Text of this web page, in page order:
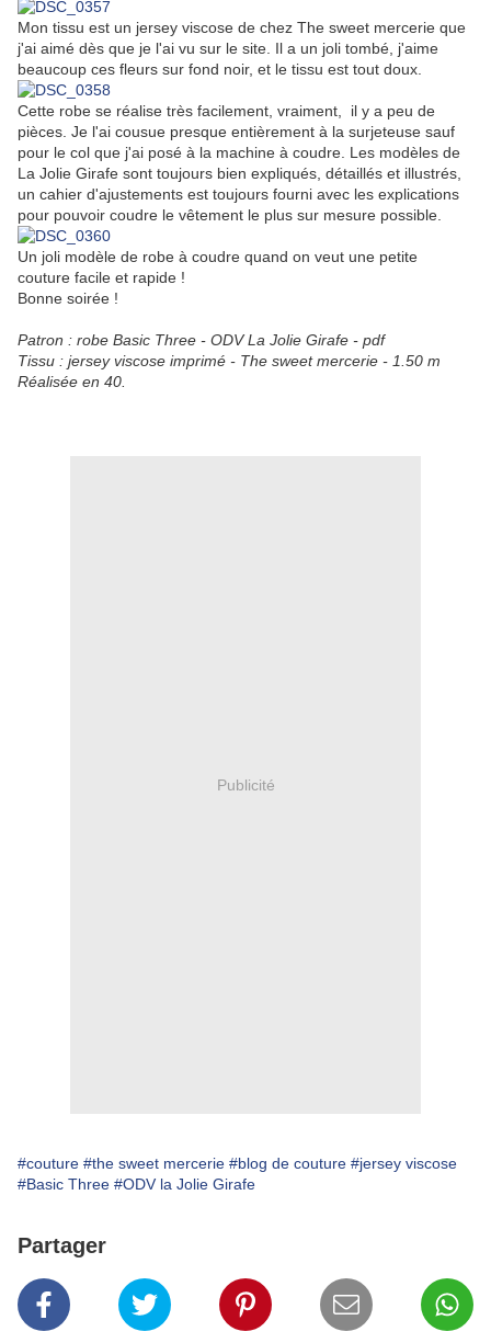
Mon tissu est un jersey viscose de chez The sweet mercerie que
j'ai aimé dès que je l'ai vu sur le site. Il a un joli tombé, j'aime
beaucoup ces fleurs sur fond noir, et le tissu est tout doux.
Cette robe se réalise très facilement, vraiment, il y a peu de
pièces. Je l'ai cousue presque entièrement à la surjeteuse sauf
pour le col que j'ai posé à la machine à coudre. Les modèles de
La Jolie Girafe sont toujours bien expliqués, détaillés et illustrés,
un cahier d'ajustements est toujours fourni avec les explications
pour pouvoir coudre le vêtement le plus sur mesure possible.
Un joli modèle de robe à coudre quand on veut une petite
couture facile et rapide !
Bonne soirée !
Patron : robe Basic Three - ODV La Jolie Girafe - pdf
Tissu : jersey viscose imprimé - The sweet mercerie - 1.50 m
Réalisée en 40.
Publicité
#couture #the sweet mercerie #blog de couture #jersey viscose
#Basic Three #ODV la Jolie Girafe
Partager